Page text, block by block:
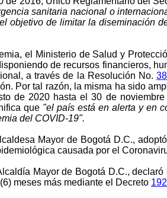
sanitaria nacional o
objetivo de limitar la diseminación
el Ministerio de Salud y
de recursos financieros,
a través de la Resolución No.
Por tal razón, la misma ha sido
de 2020 hasta el 30 de
que "el país está en alerta y en
del COVID-19".
Mayor de Bogotá D.C.,
causada por el
Mayor de Bogotá D.C.,
meses más mediante el Decreto 192